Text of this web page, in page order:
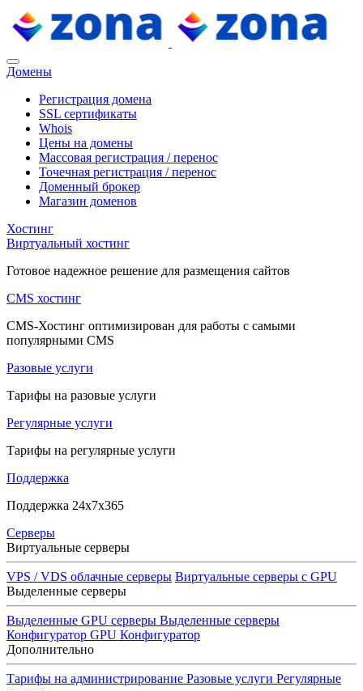
Домены
Регистрация домена
SSL сертификаты
Whois
Цены на домены
Массовая регистрация / перенос
Точечная регистрация / перенос
Доменный брокер
Магазин доменов
Хостинг
Виртуальный хостинг
Готовое надежное решение для размещения сайтов
CMS хостинг
CMS-Хостинг оптимизирован для работы с самыми
популярными CMS
Разовые услуги
Тарифы на разовые услуги
Регулярные услуги
Тарифы на регулярные услуги
Поддержка
Поддержка 24x7x365
Серверы
Виртуальные серверы
VPS / VDS облачные серверы Виртуальные серверы с GPU
Выделенные серверы
Выделенные GPU серверы Выделенные серверы
Конфигуратор GPU Конфигуратор
Дополнительно
Тарифы на администрирование Разовые услуги Регулярные